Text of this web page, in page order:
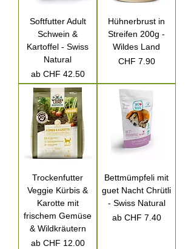
Softfutter Adult
Schwein &
Kartoffel - Swiss
Natural
ab CHF 42.50
Sale-Preis
Hühnerbrust in
Streifen 200g -
Wildes Land
Preis
CHF 7.90
Trockenfutter
Veggie Kürbis &
Karotte mit
frischem Gemüse
& Wildkräutern
ab CHF 12.00
Sale-Preis
Bettmümpfeli mit
guet Nacht Chrütli
- Swiss Natural
ab CHF 7.40
Sale-Preis